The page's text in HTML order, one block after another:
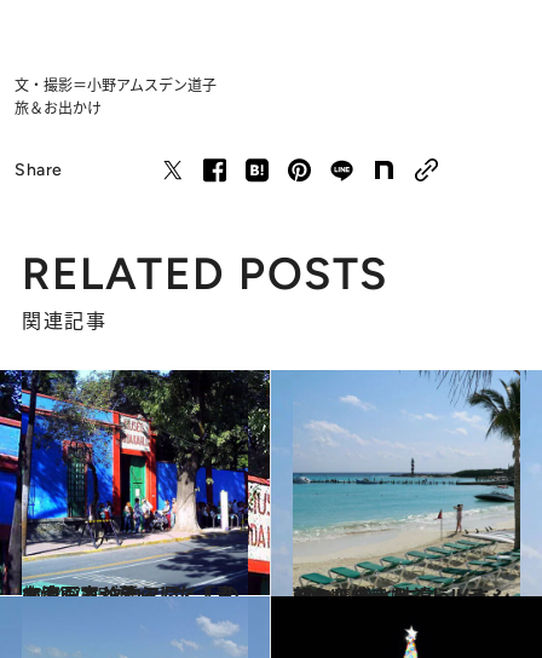
文・撮影＝小野アムスデン道子
旅＆お出かけ
Share
RELATED POSTS
関連記事
2014.7.15
女流画家が暮らした「青の家」と タコス尽くしのメキシコシティ
旅＆お出かけ 2014.6.11
朝から焼きたてトルティーヤ！ ひと味違うメキシコのリゾート
旅＆お出かけ